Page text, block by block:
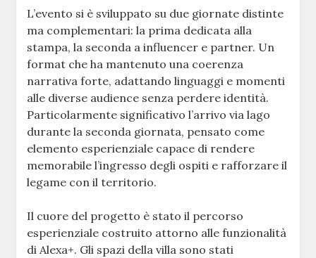
L’evento si è sviluppato su due giornate distinte
ma complementari: la prima dedicata alla
stampa, la seconda a influencer e partner. Un
format che ha mantenuto una coerenza
narrativa forte, adattando linguaggi e momenti
alle diverse audience senza perdere identità.
Particolarmente significativo l’arrivo via lago
durante la seconda giornata, pensato come
elemento esperienziale capace di rendere
memorabile l’ingresso degli ospiti e rafforzare il
legame con il territorio.
Il cuore del progetto è stato il percorso
esperienziale costruito attorno alle funzionalità
di Alexa+. Gli spazi della villa sono stati